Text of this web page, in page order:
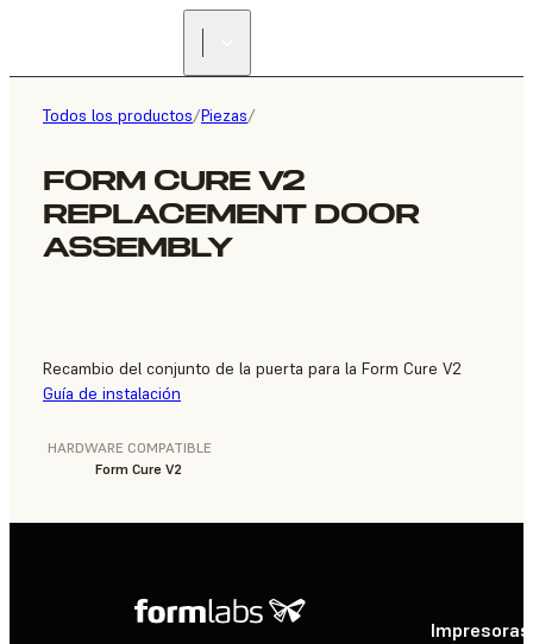
Todos los productos/Piezas/
FORM CURE V2
REPLACEMENT DOOR
ASSEMBLY
Recambio del conjunto de la puerta para la Form Cure V2
Guía de instalación
HARDWARE COMPATIBLE
Form Cure V2
Impresoras